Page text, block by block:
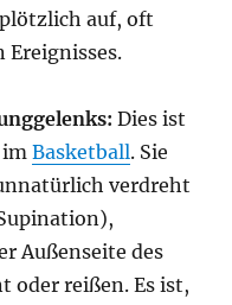
auf, oft
Ereignisses.
Dies ist
imBasketball. Sie
verdreht
Außenseite des
oder reißen. Es ist,